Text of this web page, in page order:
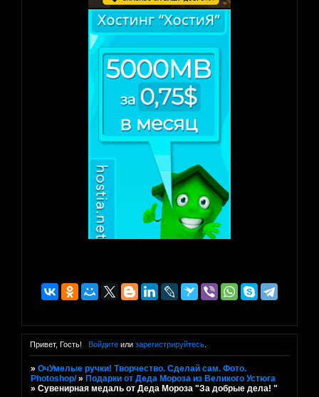
Привет, Гость! Войдитеили зарегистрируйтесь.
»ОчУмелые ручки! Творчество. Сделай сам. Фото.
Photoshop/ » Подарки от Деда Мороза из Великого Устюга
»Сувенирная медаль от Деда Мороза "За добрые дела! "